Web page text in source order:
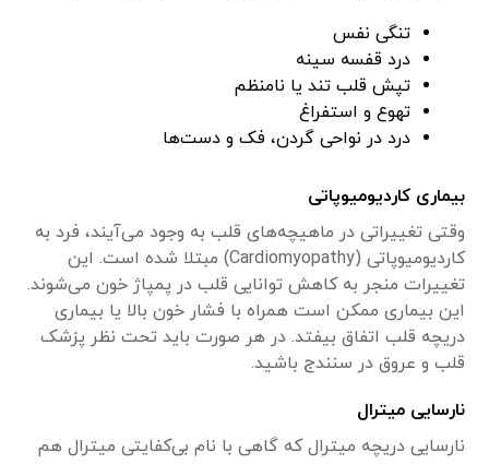
تنگی نفس
درد قفسه سینه
تپش قلب تند یا نامنظم
تهوع و استفراغ
درد در نواحی گردن، فک و دست‌ها
بیماری کاردیومیوپاتی
وقتی تغییراتی در ماهیچه‌های قلب به وجود می‌آیند، فرد به
کاردیومیوپاتی (Cardiomyopathy) مبتلا شده است. این
تغییرات منجر به کاهش توانایی قلب در پمپاژ خون می‌شوند.
این بیماری ممکن است همراه با فشار خون بالا یا بیماری
دریچه قلب اتفاق بیفتد. در هر صورت باید تحت نظر پزشک
قلب و عروق در سنندج باشید.
نارسایی میترال
نارسایی دریچه میترال که گاهی با نام بی‌کفایتی میترال هم